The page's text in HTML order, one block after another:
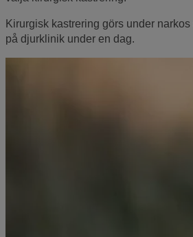
Kirurgisk kastrering görs under
på djurklinik under en dag.